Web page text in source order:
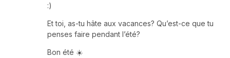
:)
Et toi, as-tu hâte aux vacances? Qu’est-ce que tu
penses faire pendant l’été?
Bon été ☀️